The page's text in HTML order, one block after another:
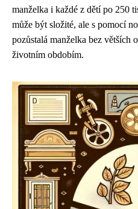
manželka i každé z dětí po 250
může být složité, ale s pomocí
pozůstalá manželka bez větších
životním obdobím.